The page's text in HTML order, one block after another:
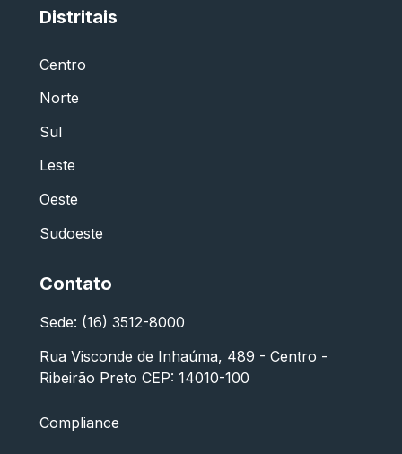
Distritais
Centro
Norte
Sul
Leste
Oeste
Sudoeste
Contato
Sede: (16) 3512-8000
Rua Visconde de Inhaúma, 489 - Centro -
Ribeirão Preto CEP: 14010-100
Compliance